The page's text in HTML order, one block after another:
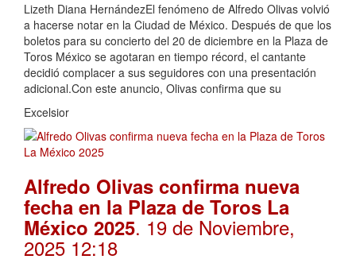
Lizeth Diana HernándezEl fenómeno de Alfredo Olivas volvió
a hacerse notar en la Ciudad de México. Después de que los
boletos para su concierto del 20 de diciembre en la Plaza de
Toros México se agotaran en tiempo récord, el cantante
decidió complacer a sus seguidores con una presentación
adicional.Con este anuncio, Olivas confirma que su
Excelsior
Alfredo Olivas confirma nueva
fecha en la Plaza de Toros La
México 2025. 19 de Noviembre,
2025 12:18